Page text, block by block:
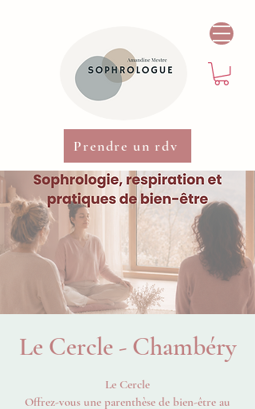
Prendre un rdv
Le Cercle - Chambéry
Le Cercle
Offrez-vous une parenthèse de bien-être au